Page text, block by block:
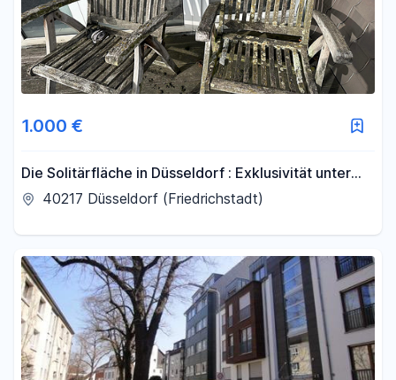
1.000 €
Die Solitärfläche in Düsseldorf : Exklusivität unter
dem Dach
40217 Düsseldorf (Friedrichstadt)